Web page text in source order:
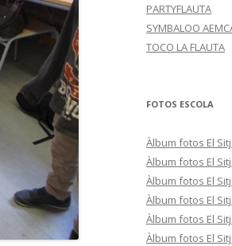
PARTYFLAUTA
SYMBALOO
TOCO LA FLAUTA
FOTOS ESCOLA
Àlbum fotos El
Àlbum fotos El
Àlbum fotos El
Àlbum fotos El
Àlbum fotos El
Àlbum fotos El